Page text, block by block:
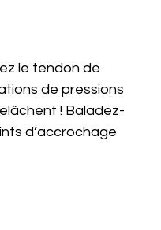
le tendon de
de pressions
! Baladez-
d’accrochage